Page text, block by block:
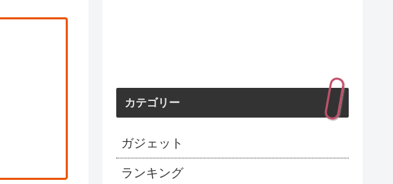
カテゴリー
ガジェット
ランキング